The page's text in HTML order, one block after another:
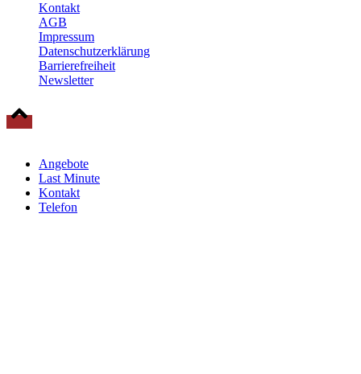
Kontakt
AGB
Impressum
Datenschutzerklärung
Barrierefreiheit
Newsletter
Angebote
Last Minute
Kontakt
Telefon